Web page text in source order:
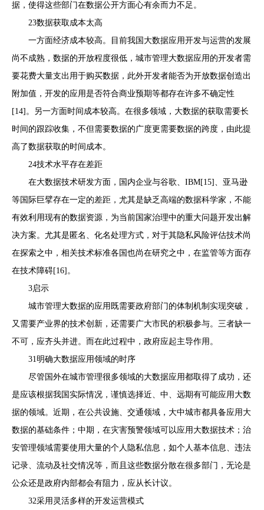
据，使得这些部门在数据公开方面心有余而力不足。
23数据获取成本太高
一方面经济成本较高。目前我国大数据应用开发与运营的发展
尚不成熟，数据的开放程度很低，城市管理大数据应用的开发者需
要花费大量支出用于购买数据，此外开发者能否为开放数据创造出
附加值，开发的应用是否符合商业预期等都存在许多不确定性
[14]。另一方面时间成本较高。在很多领域，大数据的获取需要长
时间的跟踪收集，不但需要数据的广度更需要数据的跨度，由此提
高了数据获取的时间成本。
24技术水平存在差距
在大数据技术研发方面，国内企业与谷歌、IBM[15]、亚马逊
等国际巨擘存在一定的差距，尤其是缺乏高端的数据科学家，不能
有效利用现有的数据资源，为当前国家治理中的重大问题开发出解
决方案。尤其是匿名、化名处理方式，对于其隐私风险评估技术尚
在探索之中，相关技术标准各国也尚在研究之中，在监管等方面存
在技术障碍[16]。
3启示
城市管理大数据的应用既需要政府部门的体制机制实现突破，
又需要产业界的技术创新，还需要广大市民的积极参与。三者缺一
不可，应齐头并进。而在此过程中，政府应起主导作用。
31明确大数据应用领域的时序
尽管国外在城市管理很多领域的大数据应用都取得了成功，还
是应该根据我国实际情况，谨慎选择近、中、远期有可能应用大数
据的领域。近期，在公共设施、交通领域，大中城市都具备应用大
数据的基础条件；中期，在灾害预警领域可以应用大数据技术；治
安管理领域需要使用大量的个人隐私信息，如个人基本信息、违法
记录、流动及社交情况等，而且这些数据分散在很多部门，无论是
公众还是政府内部都会有阻力，应从长计议。
32采用灵活多样的开发运营模式